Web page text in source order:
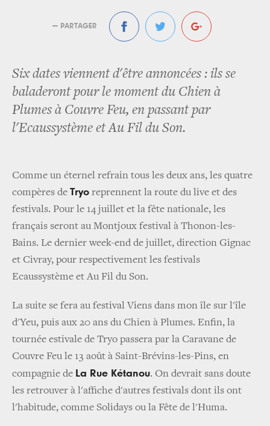
— PARTAGER
Six dates viennent d'être annoncées : ils se
baladeront pour le moment du Chien à
Plumes à Couvre Feu, en passant par
l'Ecaussystème et Au Fil du Son.
Comme un éternel refrain tous les deux ans, les quatre
compères de Tryo reprennent la route du live et des
festivals. Pour le 14 juillet et la fête nationale, les
français seront au Montjoux festival à Thonon-les-
Bains. Le dernier week-end de juillet, direction Gignac
et Civray, pour respectivement les festivals
Ecaussystème et Au Fil du Son.
La suite se fera au festival Viens dans mon île sur l'île
d'Yeu, puis aux 20 ans du Chien à Plumes. Enfin, la
tournée estivale de Tryo passera par la Caravane de
Couvre Feu le 13 août à Saint-Brévins-les-Pins, en
compagnie de La Rue Kétanou. On devrait sans doute
les retrouver à l'affiche d'autres festivals dont ils ont
l'habitude, comme Solidays ou la Fête de l'Huma.